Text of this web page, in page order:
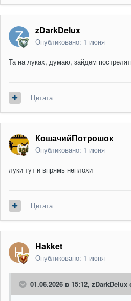
zDarkDelux
Опубликовано: 1 июня
Та на луках, думаю, зайдем
Цитата
КошачийПотрошок
Опубликовано: 1 июня
луки тут и впрямь неплохи
Цитата
Hakket
Опубликовано: 1 июня
01.06.2026 в 15:12, zDarkDelux